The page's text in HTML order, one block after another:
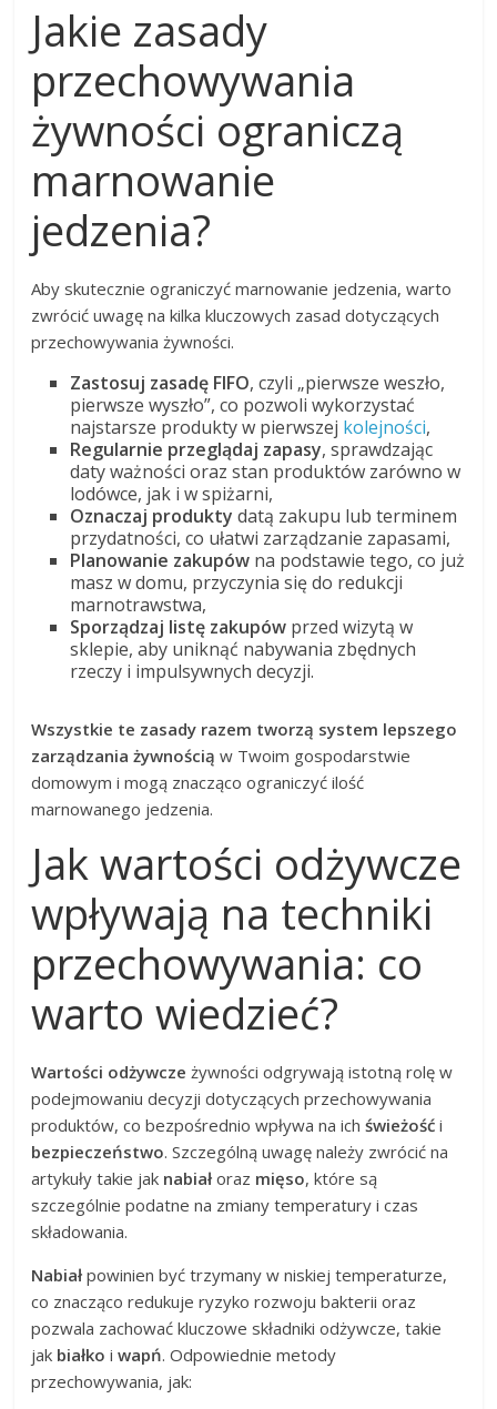
Jakie zasady
przechowywania
żywności ograniczą
marnowanie
jedzenia?
Aby skutecznie ograniczyć marnowanie jedzenia, warto
zwrócić uwagę na kilka kluczowych zasad dotyczących
przechowywania żywności.
Zastosuj zasadę FIFO, czyli „pierwsze weszło,
pierwsze wyszło”, co pozwoli wykorzystać
najstarsze produkty w pierwszej kolejności,
Regularnie przeglądaj zapasy, sprawdzając
daty ważności oraz stan produktów zarówno w
lodówce, jak i w spiżarni,
Oznaczaj produkty datą zakupu lub terminem
przydatności, co ułatwi zarządzanie zapasami,
Planowanie zakupów na podstawie tego, co już
masz w domu, przyczynia się do redukcji
marnotrawstwa,
Sporządzaj listę zakupów przed wizytą w
sklepie, aby uniknąć nabywania zbędnych
rzeczy i impulsywnych decyzji.
Wszystkie te zasady razem tworzą system lepszego
zarządzania żywnością w Twoim gospodarstwie
domowym i mogą znacząco ograniczyć ilość
marnowanego jedzenia.
Jak wartości odżywcze
wpływają na techniki
przechowywania: co
warto wiedzieć?
Wartości odżywcze żywności odgrywają istotną rolę w
podejmowaniu decyzji dotyczących przechowywania
produktów, co bezpośrednio wpływa na ichświeżość i
bezpieczeństwo. Szczególną uwagę należy zwrócić na
artykuły takie jak nabiał oraz mięso, które są
szczególnie podatne na zmiany temperatury i czas
składowania.
Nabiał powinien być trzymany w niskiej temperaturze,
co znacząco redukuje ryzyko rozwoju bakterii oraz
pozwala zachować kluczowe składniki odżywcze, takie
jak białko iwapń. Odpowiednie metody
przechowywania, jak: